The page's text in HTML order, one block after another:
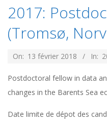
2017:
(Tromsø,
2018-
13
On: 13 février 2018 In:
Postdoctoral fellow in data
changes in the Barents Sea
Date limite de dépot des